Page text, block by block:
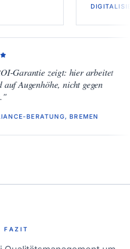
zeigt: hier arbeitet
nicht gegen
BERATUNG, BREMEN
FAZIT